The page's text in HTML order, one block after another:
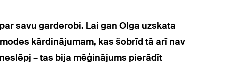
savu garderobi. Lai gan Olga uzskata
kārdinājumam, kas šobrīd tā arī nav
– tas bija mēģinājums pierādīt